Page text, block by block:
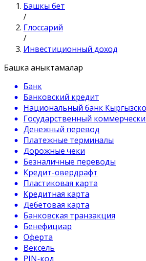
Башкы бет
/
Глоссарий
/
Инвестиционный доход
Башка аныктамалар
Банк
Банковский кредит
Национальный банк
Государственный
Денежный перевод
Платежные терминалы
Дорожные чеки
Безналичные переводы
Кредит-овердрафт
Пластиковая карта
Кредитная карта
Дебетовая карта
Банковская транзакция
Бенефициар
Оферта
Вексель
PIN-код